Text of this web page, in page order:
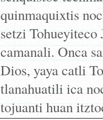
quinmaquixtis
setzi
camanali. Onca
Dios, yaya catli
tlanahuatili ica
tojuanti huan